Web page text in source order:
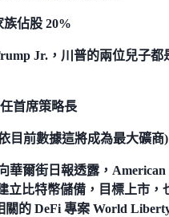
佔股 20%
Jr.，川普的兩位兒子都
首席策略長
目前數據這將成為最大礦商)
華爾街日報透露，American
立比特幣儲備，目標上市，
關的 DeFi 專案 World